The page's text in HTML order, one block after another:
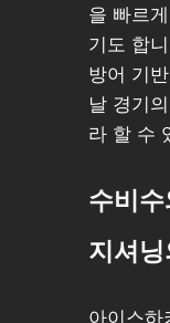
을 빠르
기도 합
방어 기
날 경기
라 할 수
수비
지셔
아이스하